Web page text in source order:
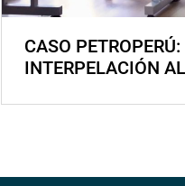
CASO
INTERPELACIÓN